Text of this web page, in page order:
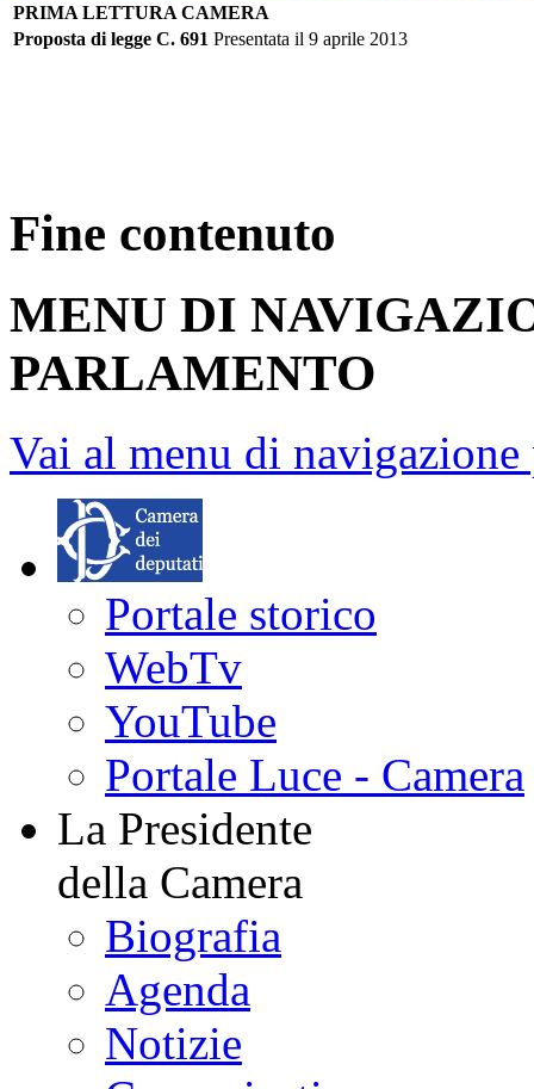
PRIMA LETTURA CAMERA
Proposta di legge C. 691 Presentata il 9 aprile 2013
Fine contenuto
MENU DI
PARLAMENTO
Vai al menu di
Portale storico
WebTv
YouTube
Portale Luce - Camera
La Presidente
della Camera
Biografia
Agenda
Notizie